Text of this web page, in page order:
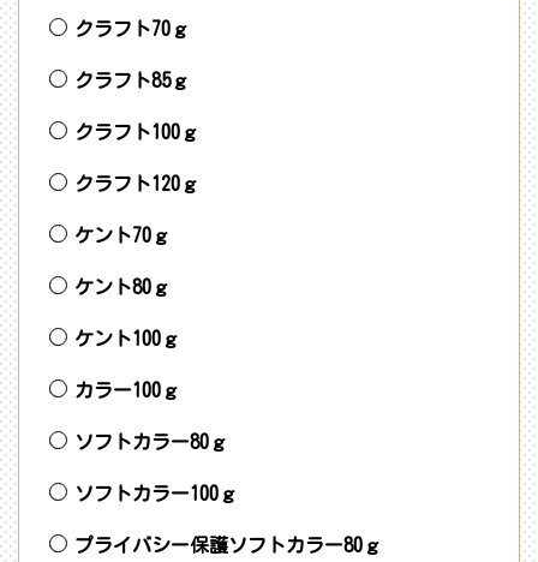
クラフト70ｇ
クラフト85ｇ
クラフト100ｇ
クラフト120ｇ
ケント70ｇ
ケント80ｇ
ケント100ｇ
カラー100ｇ
ソフトカラー80ｇ
ソフトカラー100ｇ
プライバシー保護ソフトカラー80ｇ